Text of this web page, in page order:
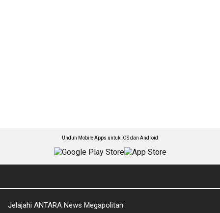
Unduh Mobile Apps untuk iOS dan Android
Jelajahi ANTARA News Megapolitan